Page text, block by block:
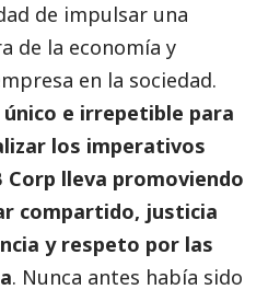
de impulsar una
de la economía y
en la sociedad.
e irrepetible para
los imperativos
lleva promoviendo
compartido, justicia
y respeto por las
. Nunca antes había sido